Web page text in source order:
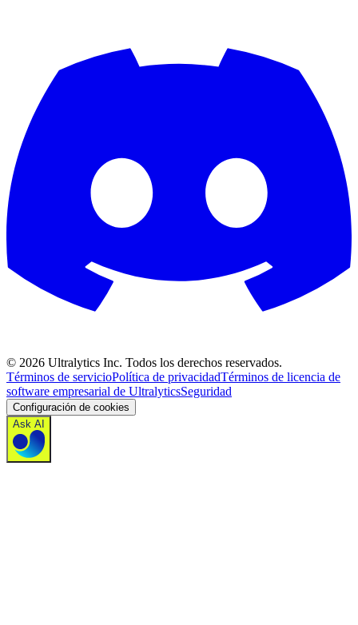
© 2026 Ultralytics Inc. Todos los derechos reservados.
Términos de servicioPolítica de privacidadTérminos de licencia de
software empresarial de UltralyticsSeguridad
Configuración de cookies
Ask AI